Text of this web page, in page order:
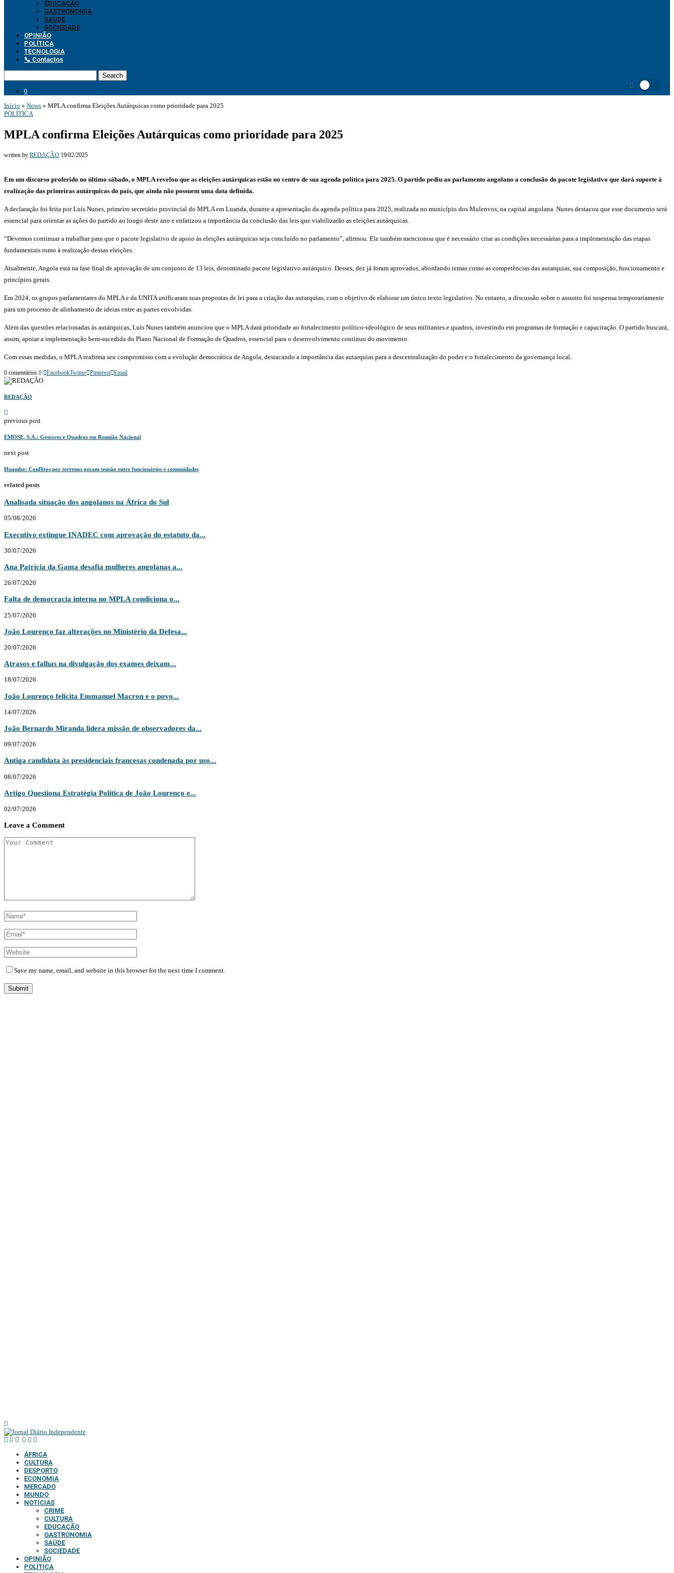
EDUCAÇÃO
GASTRONOMIA
SAÚDE
SOCIEDADE
OPINIÃO
POLÍTICA
TECNOLOGIA
📞 Contactos
Search
0
Início » News » MPLA confirma Eleições Autárquicas como prioridade para 2025
POLÍTICA
MPLA confirma Eleições Autárquicas como prioridade para 2025
written by REDAÇÃO 19/02/2025
Em um discurso proferido no último sábado, o MPLA revelou que as eleições autárquicas estão no centro de sua agenda política para 2025. O partido pediu ao parlamento angolano a conclusão do pacote legislativo que dará suporte à
realização das primeiras autárquicas do país, que ainda não possuem uma data definida.
A declaração foi feita por Luís Nunes, primeiro secretário provincial do MPLA em Luanda, durante a apresentação da agenda política para 2025, realizada no município dos Mulenvos, na capital angolana. Nunes destacou que esse documento será
essencial para orientar as ações do partido ao longo deste ano e enfatizou a importância da conclusão das leis que viabilizarão as eleições autárquicas.
“Devemos continuar a trabalhar para que o pacote legislativo de apoio às eleições autárquicas seja concluído no parlamento”, afirmou. Ele também mencionou que é necessário criar as condições necessárias para a implementação das etapas
fundamentais rumo à realização dessas eleições.
Atualmente, Angola está na fase final de aprovação de um conjunto de 13 leis, denominado pacote legislativo autárquico. Desses, dez já foram aprovados, abordando temas como as competências das autarquias, sua composição, funcionamento e
princípios gerais.
Em 2024, os grupos parlamentares do MPLA e da UNITA unificaram suas propostas de lei para a criação das autarquias, com o objetivo de elaborar um único texto legislativo. No entanto, a discussão sobre o assunto foi suspensa temporariamente
para um processo de alinhamento de ideias entre as partes envolvidas.
Além das questões relacionadas às autárquicas, Luís Nunes também anunciou que o MPLA dará prioridade ao fortalecimento político-ideológico de seus militantes e quadros, investindo em programas de formação e capacitação. O partido buscará,
assim, apoiar a implementação bem-sucedida do Plano Nacional de Formação de Quadros, essencial para o desenvolvimento contínuo do movimento.
Com essas medidas, o MPLA reafirma seu compromisso com a evolução democrática de Angola, destacando a importância das autarquias para a descentralização do poder e o fortalecimento da governança local.
0 comentários 0 FacebookTwitter Pinterest Email
REDAÇÃO
previous post
EMOSE, S.A.: Gestores e Quadros em Reunião Nacional
next post
Huambo: Conflitos por terrenos geram tensão entre funcionários e comunidades
related posts
Analisada situação dos angolanos na África do Sul
05/08/2026
Executivo extingue INADEC com aprovação do estatuto da...
30/07/2026
Ana Patrícia da Gama desafia mulheres angolanas a...
26/07/2026
Falta de democracia interna no MPLA condiciona o...
25/07/2026
João Lourenço faz alterações no Ministério da Defesa...
20/07/2026
Atrasos e falhas na divulgação dos exames deixam...
18/07/2026
João Lourenço felicita Emmanuel Macron e o povo...
14/07/2026
João Bernardo Miranda lidera missão de observadores da...
09/07/2026
Antiga candidata às presidenciais francesas condenada por uso...
08/07/2026
Artigo Questiona Estratégia Política de João Lourenço e...
02/07/2026
Leave a Comment
Save my name, email, and website in this browser for the next time I comment.
ÁFRICA
CULTURA
DESPORTO
ECONOMIA
MERCADO
MUNDO
NOTÍCIAS
CRIME
CULTURA
EDUCAÇÃO
GASTRONOMIA
SAÚDE
SOCIEDADE
OPINIÃO
POLÍTICA